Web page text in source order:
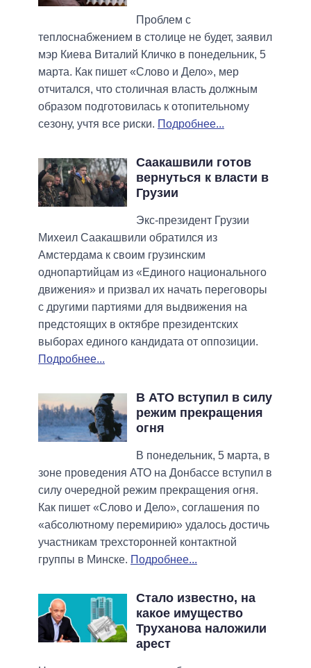
Проблем с
теплоснабжением в столице не будет, заявил
мэр Киева Виталий Кличко в понедельник, 5
марта. Как пишет «Слово и Дело», мер
отчитался, что столичная власть должным
образом подготовилась к отопительному
сезону, учтя все риски. Подробнее...
Саакашвили готов
вернуться к власти в
Грузии
Экс-президент Грузии
Михеил Саакашвили обратился из
Амстердама к своим грузинским
однопартийцам из «Единого национального
движения» и призвал их начать переговоры
с другими партиями для выдвижения на
предстоящих в октябре президентских
выборах единого кандидата от оппозиции.
Подробнее...
В АТО вступил в силу
режим прекращения
огня
В понедельник, 5 марта, в
зоне проведения АТО на Донбассе вступил в
силу очередной режим прекращения огня.
Как пишет «Слово и Дело», соглашения по
«абсолютному перемирию» удалось достичь
участникам трехсторонней контактной
группы в Минске. Подробнее...
Стало известно, на
какое имущество
Труханова наложили
арест